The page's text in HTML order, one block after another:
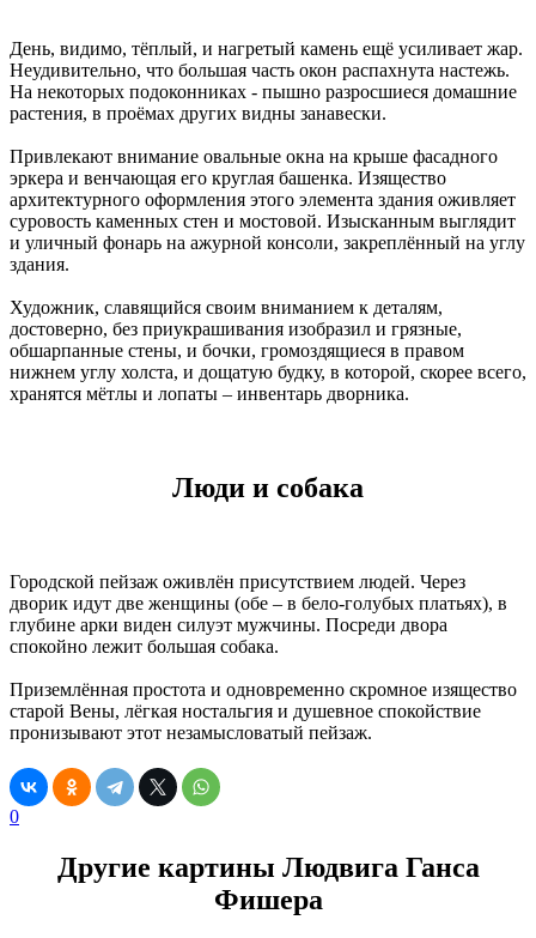
День, видимо, тёплый, и нагретый камень ещё усиливает жар.
Неудивительно, что большая часть окон распахнута настежь.
На некоторых подоконниках - пышно разросшиеся домашние
растения, в проёмах других видны занавески.
Привлекают внимание овальные окна на крыше фасадного
эркера и венчающая его круглая башенка. Изящество
архитектурного оформления этого элемента здания оживляет
суровость каменных стен и мостовой. Изысканным выглядит
и уличный фонарь на ажурной консоли, закреплённый на углу
здания.
Художник, славящийся своим вниманием к деталям,
достоверно, без приукрашивания изобразил и грязные,
обшарпанные стены, и бочки, громоздящиеся в правом
нижнем углу холста, и дощатую будку, в которой, скорее всего,
хранятся мётлы и лопаты – инвентарь дворника.
Люди и собака
Городской пейзаж оживлён присутствием людей. Через
дворик идут две женщины (обе – в бело-голубых платьях), в
глубине арки виден силуэт мужчины. Посреди двора
спокойно лежит большая собака.
Приземлённая простота и одновременно скромное изящество
старой Вены, лёгкая ностальгия и душевное спокойствие
пронизывают этот незамысловатый пейзаж.
0
Другие картины Людвига Ганса
Фишера